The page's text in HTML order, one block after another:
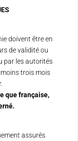
doivent être en
de validité ou
par les autorités
moins trois mois
que française,
assurés